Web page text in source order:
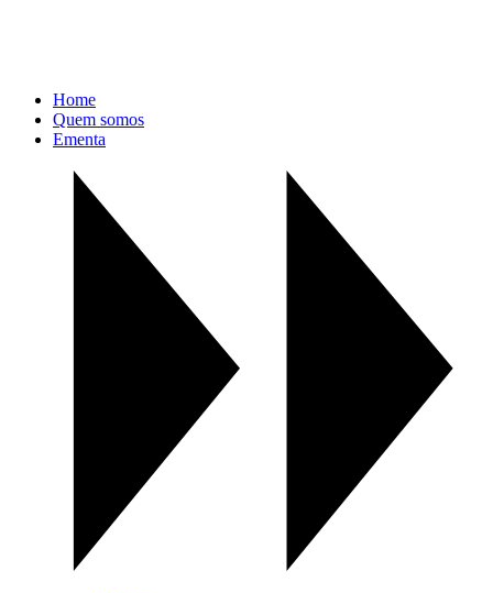
Home
Quem somos
Ementa